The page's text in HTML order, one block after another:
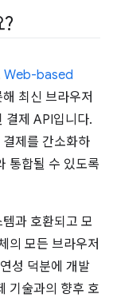
Web-based
최신 브라우저
결제 API입니다.
제를 간소화하
통합될 수 있도록
과 호환되고 모
의 모든 브라우저
성 덕분에 개발
기술과의 향후 호